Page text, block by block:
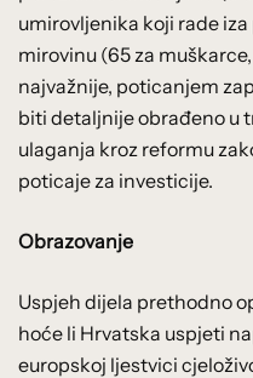
umirovljenika koji rade
mirovinu (65 za
najvažnije, poticanjem
biti detaljnije obrađeno u
ulaganja kroz reformu
poticaje za investicije.
Obrazovanje
Uspjeh dijela prethodno
hoće li Hrvatska uspjeti
europskoj ljestvici